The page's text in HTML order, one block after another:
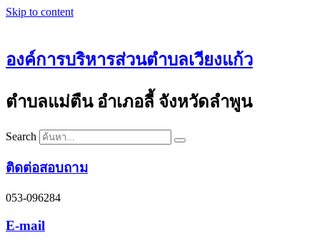
Skip to content
องค์การบริหารส่วนตำบลเวียงแก้ว
ตำบลแม่ตืน อำเภอลี้ จังหวัดลำพูน
Search
ติดต่อสอบถาม
053-096284
E-mail